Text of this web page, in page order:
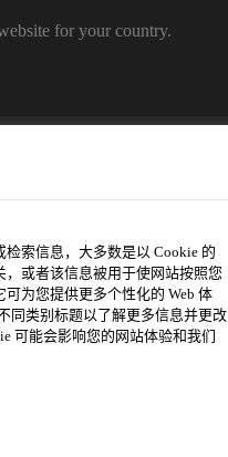
for your country.
索信息，大多数是以 Cookie 的
或者该信息被用于使网站按照您
为您提供更多个性化的 Web 体
同类别标题以了解更多信息并更改
可能会影响您的网站体验和我们